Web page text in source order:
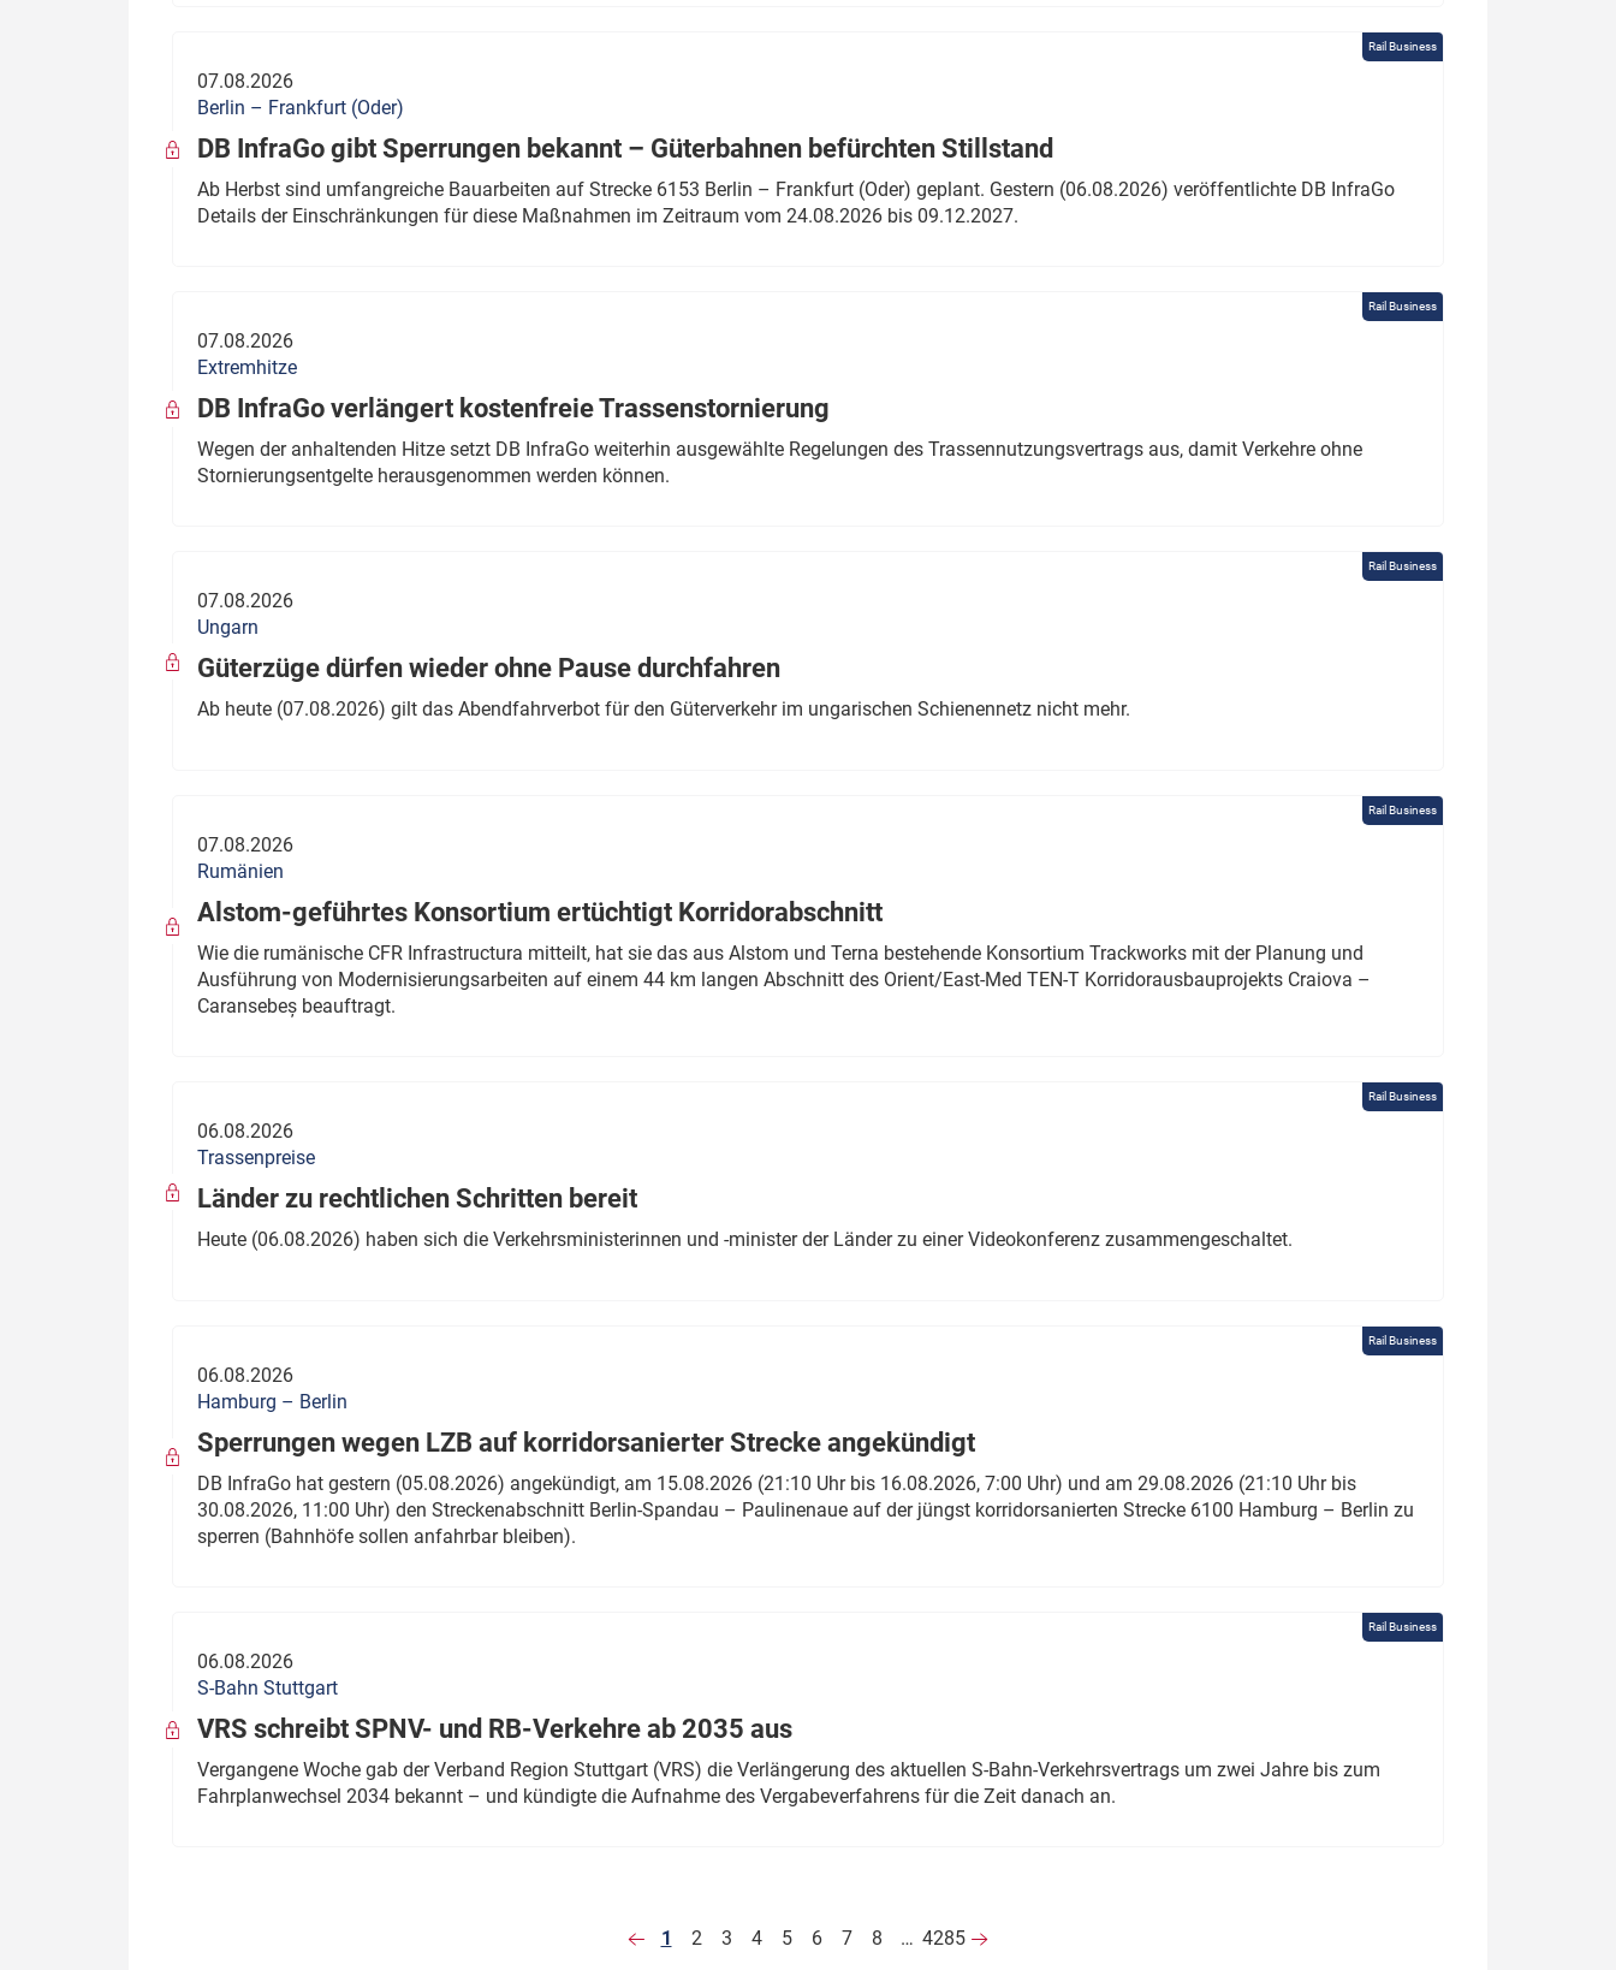
Rail Business
07.08.2026
Berlin – Frankfurt (Oder)
DB InfraGo gibt Sperrungen bekannt – Güterbahnen befürchten Stillstand
Ab Herbst sind umfangreiche Bauarbeiten auf Strecke 6153 Berlin – Frankfurt (Oder) geplant. Gestern (06.08.2026) veröffentlichte DB InfraGo
Details der Einschränkungen für diese Maßnahmen im Zeitraum vom 24.08.2026 bis 09.12.2027.
Rail Business
07.08.2026
Extremhitze
DB InfraGo verlängert kostenfreie Trassenstornierung
Wegen der anhaltenden Hitze setzt DB InfraGo weiterhin ausgewählte Regelungen des Trassennutzungsvertrags aus, damit Verkehre ohne
Stornierungsentgelte herausgenommen werden können.
Rail Business
07.08.2026
Ungarn
Güterzüge dürfen wieder ohne Pause durchfahren
Ab heute (07.08.2026) gilt das Abendfahrverbot für den Güterverkehr im ungarischen Schienennetz nicht mehr.
Rail Business
07.08.2026
Rumänien
Alstom-geführtes Konsortium ertüchtigt Korridorabschnitt
Wie die rumänische CFR Infrastructura mitteilt, hat sie das aus Alstom und Terna bestehende Konsortium Trackworks mit der Planung und
Ausführung von Modernisierungsarbeiten auf einem 44 km langen Abschnitt des Orient/East-Med TEN-T Korridorausbauprojekts Craiova –
Caransebeș beauftragt.
Rail Business
06.08.2026
Trassenpreise
Länder zu rechtlichen Schritten bereit
Heute (06.08.2026) haben sich die Verkehrsministerinnen und -minister der Länder zu einer Videokonferenz zusammengeschaltet.
Rail Business
06.08.2026
Hamburg – Berlin
Sperrungen wegen LZB auf korridorsanierter Strecke angekündigt
DB InfraGo hat gestern (05.08.2026) angekündigt, am 15.08.2026 (21:10 Uhr bis 16.08.2026, 7:00 Uhr) und am 29.08.2026 (21:10 Uhr bis
30.08.2026, 11:00 Uhr) den Streckenabschnitt Berlin-Spandau – Paulinenaue auf der jüngst korridorsanierten Strecke 6100 Hamburg – Berlin zu
sperren (Bahnhöfe sollen anfahrbar bleiben).
Rail Business
06.08.2026
S-Bahn Stuttgart
VRS schreibt SPNV- und RB-Verkehre ab 2035 aus
Vergangene Woche gab der Verband Region Stuttgart (VRS) die Verlängerung des aktuellen S-Bahn-Verkehrsvertrags um zwei Jahre bis zum
Fahrplanwechsel 2034 bekannt – und kündigte die Aufnahme des Vergabeverfahrens für die Zeit danach an.
1 2 3 4 5 6 7 8 … 4285